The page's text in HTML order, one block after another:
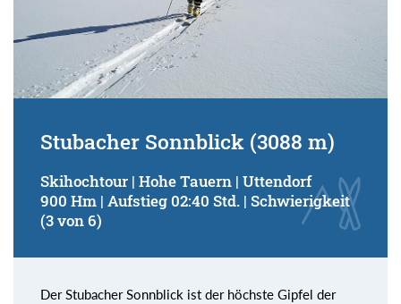
Stubacher Sonnblick (3088 m)
Skihochtour | Hohe Tauern | Uttendorf
900 Hm | Aufstieg 02:40 Std. | Schwierigkeit
(3 von 6)
Der Stubacher Sonnblick ist der höchste Gipfel der